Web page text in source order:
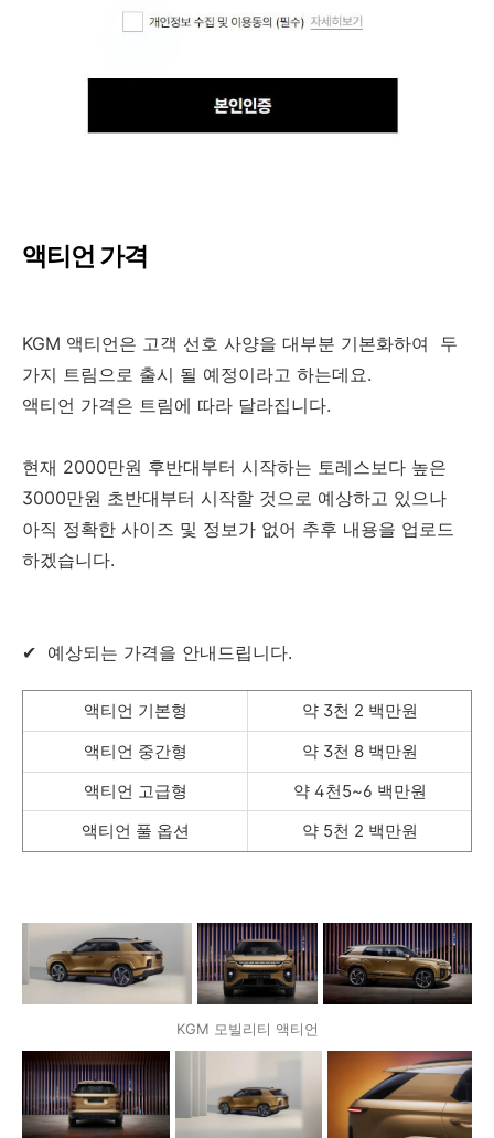
액티언 가격
KGM 액티언은 고객 선호 사양을 대부분 기본화하여 두
가지 트림으로 출시 될 예정이라고 하는데요.
액티언 가격은 트림에 따라 달라집니다.
현재 2000만원 후반대부터 시작하는 토레스보다 높은
3000만원 초반대부터 시작할 것으로 예상하고 있으나
아직 정확한 사이즈 및 정보가 없어 추후 내용을 업로드
하겠습니다.
✔ 예상되는 가격을 안내드립니다.
액티언 기본형
약 3천 2 백만원
액티언 중간형
약 3천 8 백만원
액티언 고급형
약 4천5~6 백만원
액티언 풀 옵션
약 5천 2 백만원
KGM 모빌리티 액티언